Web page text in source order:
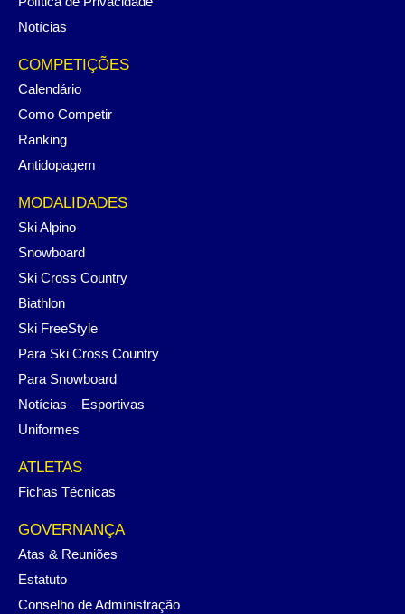
Notícias
COMPETIÇÕES
Calendário
Como Competir
Ranking
Antidopagem
MODALIDADES
Ski Alpino
Snowboard
Ski Cross Country
Biathlon
Ski FreeStyle
Para Ski Cross Country
Para Snowboard
Notícias – Esportivas
Uniformes
ATLETAS
Fichas Técnicas
GOVERNANÇA
Atas & Reuniões
Estatuto
Conselho de Administração